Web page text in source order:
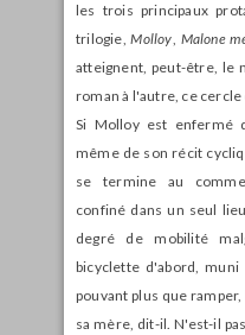
les trois principaux
trilogie,Molloy, Malone
atteignent, peut-être, le
roman à l'autre, ce
Si Molloy est enfermé
même de son récit
se termine au
confiné dans un seul
degré de mobilité
bicyclette d'abord,
pouvant plus que
sa mère, dit-il. N'est-il